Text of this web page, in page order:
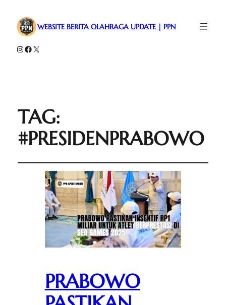
WEBSITE BERITA OLAHRAGA UPDATE | PPN
Instagram
Facebook
X
TAG:
#PRESIDENPRABOWO
PRABOWO